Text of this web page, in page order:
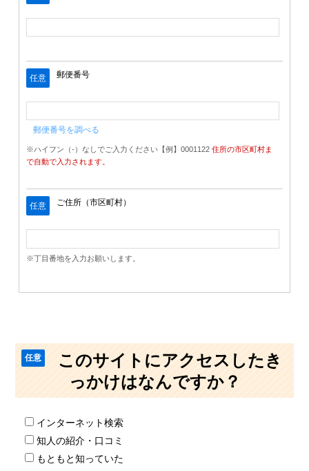
任意 郵便番号
郵便番号を調べる
※ハイフン（-）なしでご入力ください【例】0001122住所の市区町村ま
で自動で入力されます。
任意 ご住所（市区町村）
※丁目番地を入力お願いします。
任意
このサイトにアクセスしたき
っかけはなんですか？
インターネット検索
知人の紹介・口コミ
もともと知っていた